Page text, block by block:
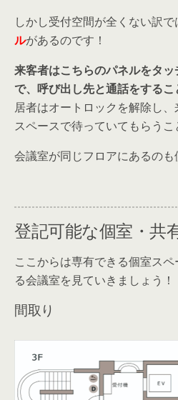
しかし受付空間が全くない訳
ルがあるのです！
来客者はこちらのパネルをタ
で、呼び出し先と通話をする
居者はオートロックを解除し
スペースで待っていてもらうこ
会議室が同じフロアにあるのも
登記可能な個室・共
ここからは専有できる個室ス
る会議室を見ていきましょう！
間取り